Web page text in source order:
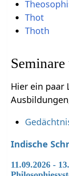
Thot
Thoth
Hier ein paar
Indische
11.09.2026 -